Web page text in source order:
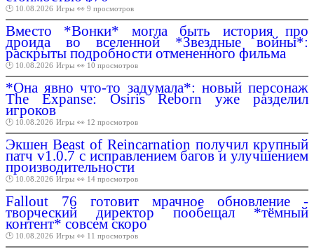
🕑 10.08.2026 Игры 👀 9 просмотров
Вместо *Вонки* могла быть история про
дроида во вселенной *Звездные войны*:
раскрыты подробности отмененного фильма
🕑 10.08.2026 Игры 👀 10 просмотров
*Она явно что-то задумала*: новый персонаж
The Expanse: Osiris Reborn уже разделил
игроков
🕑 10.08.2026 Игры 👀 12 просмотров
Экшен Beast of Reincarnation получил крупный
патч v1.0.7 с исправлением багов и улучшением
производительности
🕑 10.08.2026 Игры 👀 14 просмотров
Fallout 76 готовит мрачное обновление -
творческий директор пообещал *тёмный
контент* совсем скоро
🕑 10.08.2026 Игры 👀 11 просмотров